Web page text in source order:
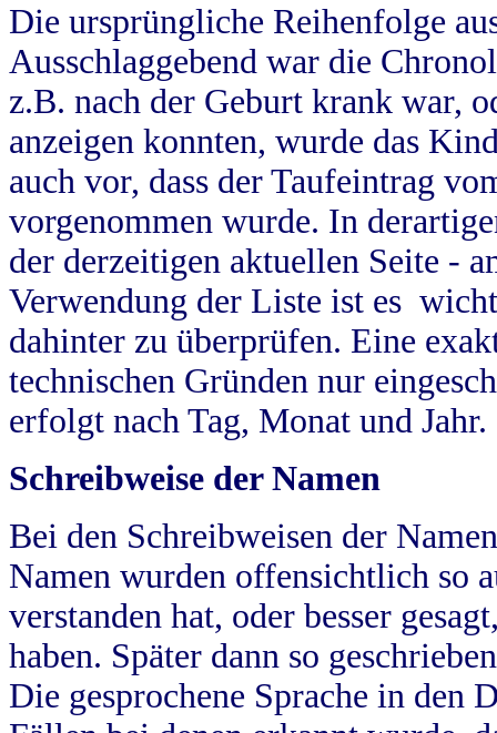
Die ursprüngliche Reihenfolge
Ausschlaggebend war die
z.B. nach der Geburt krank war,
anzeigen konnten, wurde das
auch vor, dass der Taufeintrag
vorgenommen wurde. In
der derzeitigen aktuellen Seite -
Verwendung der Liste ist es
dahinter zu überprüfen. Eine
technischen Gründen nur
erfolgt nach Tag, Monat und Jahr.
Schreibweise der Namen
Bei den Schreibweisen der
Namen wurden offensichtlich so
verstanden hat, oder besser
haben. Später dann so
Die gesprochene Sprache in